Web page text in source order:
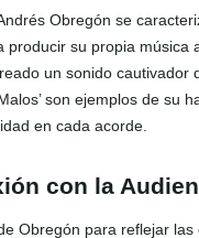
Obregón se
producir su propia
un sonido cautivador
son ejemplos de su
en cada acorde.
con la
Obregón para reflejar